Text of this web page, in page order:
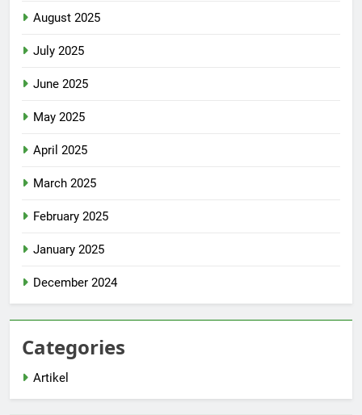
August 2025
July 2025
June 2025
May 2025
April 2025
March 2025
February 2025
January 2025
December 2024
Categories
Artikel